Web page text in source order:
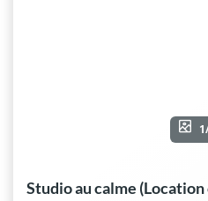
Studio au calme